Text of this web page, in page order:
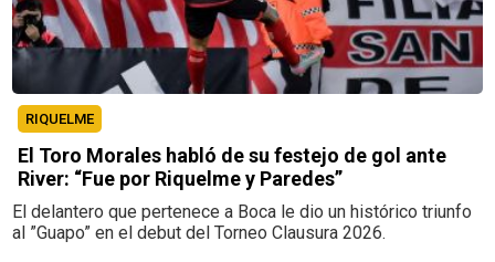
RIQUELME
El Toro Morales habló de su festejo de gol ante
River: “Fue por Riquelme y Paredes”
El delantero que pertenece a Boca le dio un histórico triunfo
al ”Guapo” en el debut del Torneo Clausura 2026.